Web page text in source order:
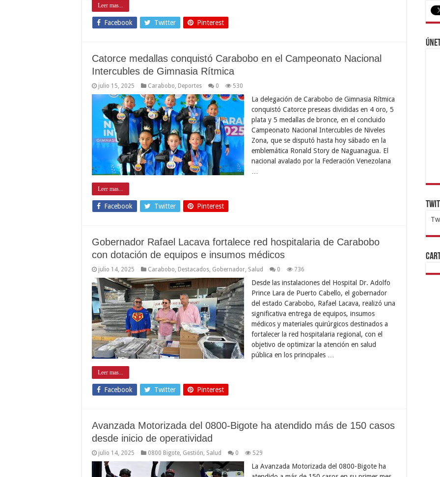
Leer mas...
Facebook Twitter Pinterest
Catorce medallas conquistó Carabobo en el Campeonato Nacional
Intercubles de Gimnasia Rítmica
julio 15, 2025 Carabobo Deportes 0 530
La delegación de Carabobo de Gimnasia Rítmica
conquistó Catorce preseas divididas en 4 oro, 5
plata y 5 medallas de bronce, en el concluido
Campeonato Nacional Intercubles de Niveles
Zona, que se disputó hasta hoy sábado en la
emblemática Ronald Story de Naguanagua. El
nacional avalado por la Federación Venezolana
Leer mas...
Facebook Twitter Pinterest
Gobernador Rafael Lacava fortalece red hospitalaria de Carabobo
con dotación de equipos e insumos médicos
julio 14, 2025 Carabobo Destacados Gobernador Salud 0 736
Desde las instalaciones del Hospital Dr. Adolfo
Prince Lara de Puerto Cabello, el gobernador
del estado Carabobo, Rafael Lacava, realizó una
significativa entrega de equipos, insumos
médicos y materiales quirúrgicos destinados a
fortalecer la red hospitalaria regional, con el
objetivo de optimizar la atención en salud
pública en los principales …
Leer mas...
Facebook Twitter Pinterest
Avanzada Motorizada del 0800-Bigote ha atendido más de 150 casos
desde inicio de operatividad
julio 14, 2025 0800 Bigote Gestión Salud 0 529
La Avanzada Motorizada del 0800-Bigote ha